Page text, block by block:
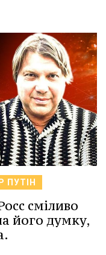
ПУТІН
сміливо
його думку,